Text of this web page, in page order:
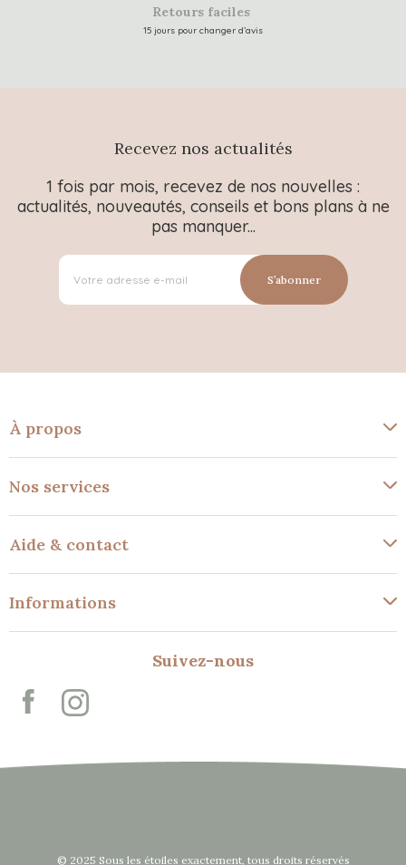
Retours faciles
15 jours pour changer d’avis
Recevez nos actualités
1 fois par mois, recevez de nos nouvelles :
actualités, nouveautés, conseils et bons plans à ne
pas manquer...
S’abonner
À propos
Nos services
Aide & contact
Informations
Suivez-nous
© 2025 Sous les étoiles exactement, tous droits réservés